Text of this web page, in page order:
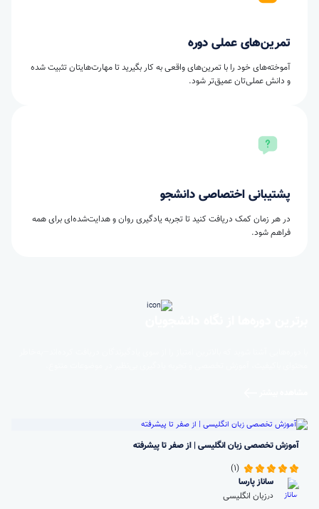
تمرین‌های عملی دوره
آموخته‌های خود را با تمرین‌های واقعی به کار بگیرید تا مهارت‌هایتان تثبیت شده
و دانش عملی‌تان عمیق‌تر شود.
پشتیبانی اختصاصی دانشجو
در هر زمان کمک دریافت کنید تا تجربه یادگیری روان و هدایت‌شده‌ای برای همه
فراهم شود.
آموزش تخصصی زبان انگلیسی | از صفر تا پیشرفته
(1)
ساناز پارسا
درزبان انگلیسی